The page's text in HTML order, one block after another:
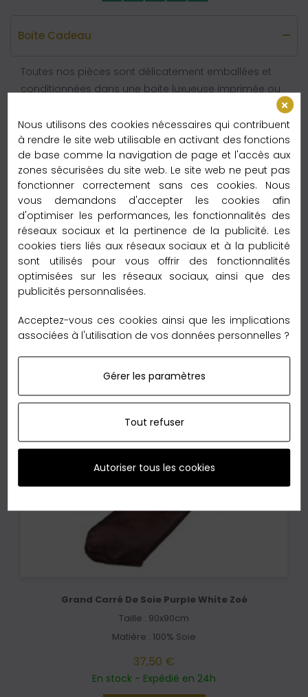
Boite Cadeau
Toutes nos pièces sont délicatement emballées et
conditionnées dans une boite luxueuse imprimée ou
Commentaires (0)
Aucun avis n'a été publié pour le moment.
Les clients qui ont acheté ce produit
ont également acheté :
Grand Carré De Soie Purple White Zoé
Taille : 90x90cm
Matière : 100% Soie
37,50 €
En stock - Expédié en 24h
Nous utilisons des cookies nécessaires qui contribuent
à rendre le site web utilisable en activant des fonctions
de base comme la navigation de page et l'accès aux
zones sécurisées du site web. Le site web ne peut pas
fonctionner correctement sans ces cookies. Nous
vous demandons d'accepter les cookies afin
d'optimiser les performances, les fonctionnalités des
réseaux sociaux et la pertinence de la publicité. Les
cookies tiers liés aux réseaux sociaux et à la publicité
sont utilisés pour vous offrir des fonctionnalités
optimisées sur les réseaux sociaux, ainsi que des
publicités personnalisées.
Acceptez-vous ces cookies ainsi que les implications
associées à l'utilisation de vos données personnelles ?
Gérer les paramètres
Tout refuser
Autoriser tous les cookies